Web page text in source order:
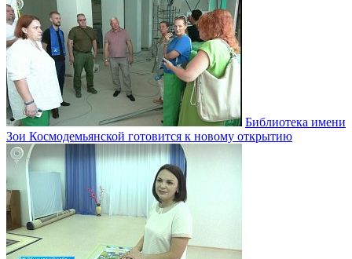
Библиотека имени
Зои Космодемьянской готовится к новому открытию